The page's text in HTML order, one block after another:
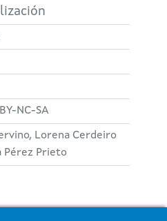
NC-SA
Lorena Cerdeiro
Pérez Prieto